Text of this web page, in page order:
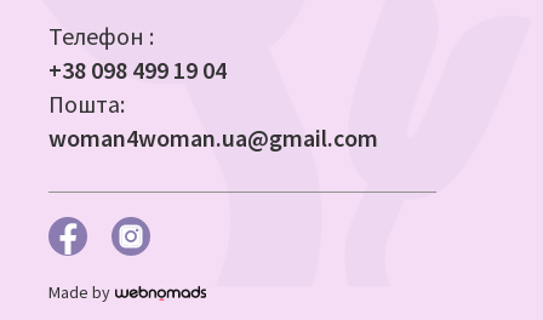
Телефон :
+38 098 499 19 04
Пошта:
woman4woman.ua@gmail.com
Made by